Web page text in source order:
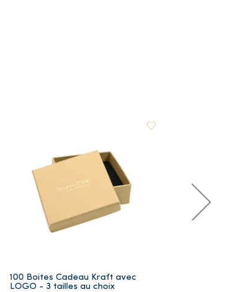
100 Boites Cadeau Kraft avec
LOGO - 3 tailles au choix